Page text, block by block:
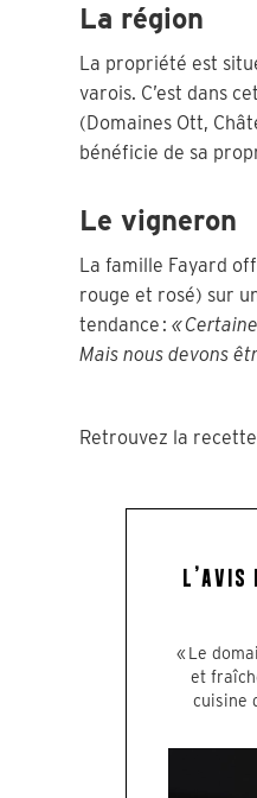
La région
La propriété est
varois. C’est dans
(Domaines Ott,
bénéficie de sa
Le vigneron
La famille Fayard
rouge et rosé) sur
tendance :«
Mais nous devons
Retrouvez la
L’AVIS
« Le
et
cuisine